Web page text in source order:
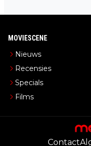
MOVIESCENE
Nieuws
Recensies
Specials
Films
Contact